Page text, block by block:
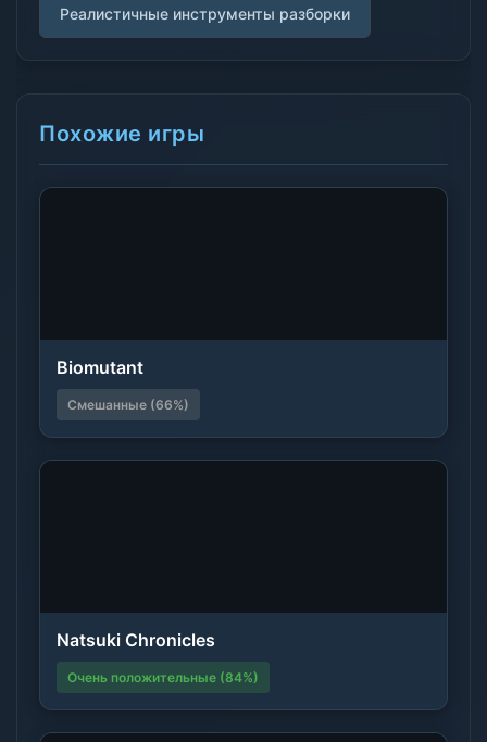
Реалистичные инструменты разборки
Похожие игры
Biomutant
Смешанные (66%)
Natsuki Chronicles
Очень положительные (84%)